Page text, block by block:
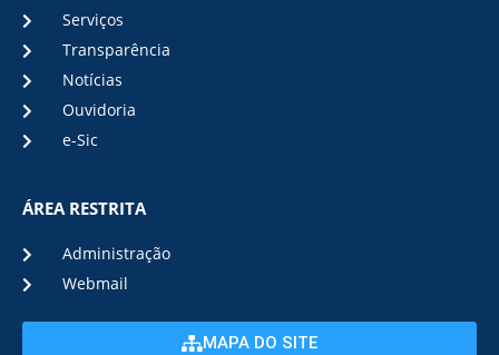
Serviços
Transparência
Notícias
Ouvidoria
e-Sic
ÁREA RESTRITA
Administração
Webmail
MAPA DO SITE